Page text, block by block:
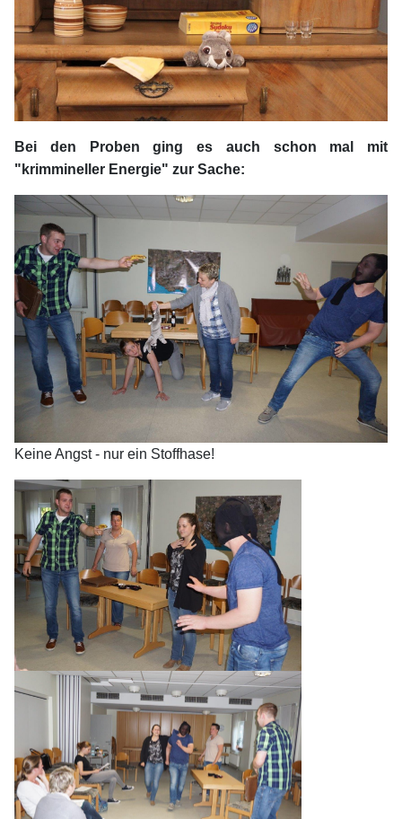
Bei den Proben ging es auch schon mal mit
"krimmineller Energie" zur Sache:
Keine Angst - nur ein Stoffhase!